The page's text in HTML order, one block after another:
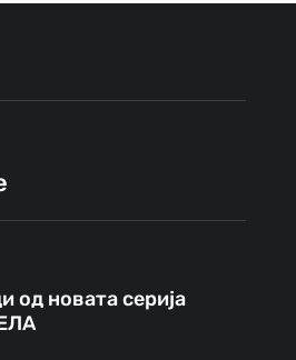
од новата серија